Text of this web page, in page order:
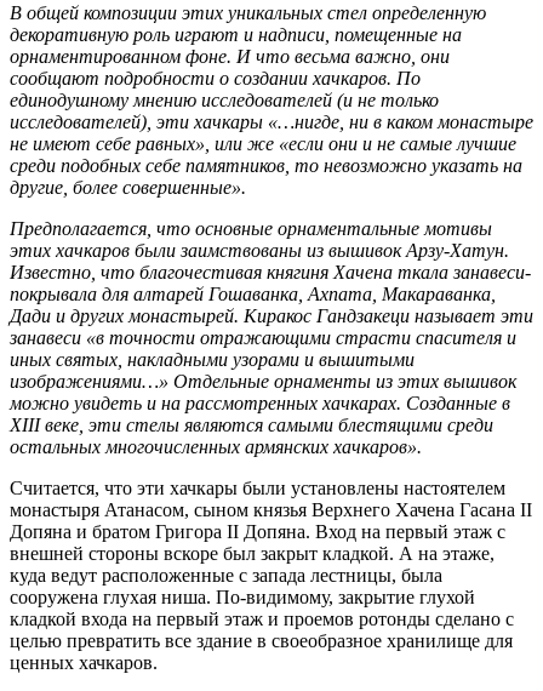
В общей композиции этих уникальных стел определенную
декоративную роль играют и надписи, помещенные на
орнаментированном фоне. И что весьма важно, они
сообщают подробности о создании хачкаров. По
единодушному мнению исследователей (и не только
исследователей), эти хачкары «…нигде, ни в каком монастыре
не имеют себе равных», или же «если они и не самые лучшие
среди подобных себе памятников, то невозможно указать на
другие, более совершенные».
Предполагается, что основные орнаментальные мотивы
этих хачкаров были заимствованы из вышивок Арзу-Хатун.
Известно, что благочестивая княгиня Хачена ткала занавеси-
покрывала для алтарей Гошаванка, Ахпата, Макараванка,
Дади и других монастырей. Киракос Гандзакеци называет эти
занавеси «в точности отражающими страсти спасителя и
иных святых, накладными узорами и вышитыми
изображениями…» Отдельные орнаменты из этих вышивок
можно увидеть и на рассмотренных хачкарах. Созданные в
XIII веке, эти стелы являются самыми блестящими среди
остальных многочисленных армянских хачкаров».
Считается, что эти хачкары были установлены настоятелем
монастыря Атанасом, сыном князья Верхнего Хачена Гасана II
Допяна и братом Григора II Допяна. Вход на первый этаж с
внешней стороны вскоре был закрыт кладкой. А на этаже,
куда ведут расположенные с запада лестницы, была
сооружена глухая ниша. По-видимому, закрытие глухой
кладкой входа на первый этаж и проемов ротонды сделано с
целью превратить все здание в своеобразное хранилище для
ценных хачкаров.